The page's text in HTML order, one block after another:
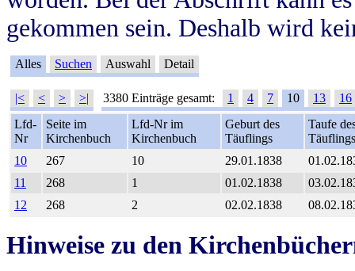
gekommen sein. Deshalb wird
Alles Suchen Auswahl Detail
|< < > >| 3380 Einträge gesamt: 1 4 7 10 13
16
Lfd-
Nr
Seite im
Kirchenbuch
Lfd-Nr im
Kirchenbuch
Geburt des
Täuflings
Taufe
Täuflings
10
267 10 29.01.1838
11
268 1 01.02.1838
12
268 2 02.02.1838
Hinweise zu den